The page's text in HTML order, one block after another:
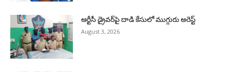
ఆర్టీసీ డ్రైవర్‌పై దాడి కేసులో ముగ్గురు అరెస్ట్
August 3, 2026